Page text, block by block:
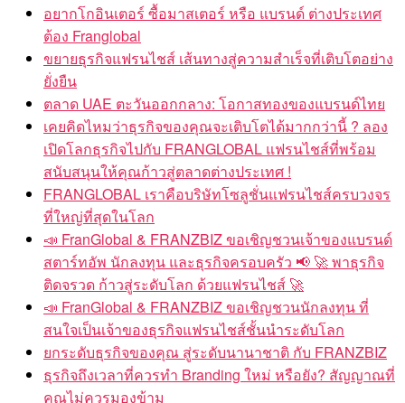
อยากโกอินเตอร์ ซื้อมาสเตอร์ หรือ แบรนด์ ต่างประเทศ
ต้อง Franglobal
ขยายธุรกิจแฟรนไชส์ เส้นทางสู่ความสำเร็จที่เติบโตอย่าง
ยั่งยืน
ตลาด UAE ตะวันออกกลาง: โอกาสทองของแบรนด์ไทย
เคยคิดไหมว่าธุรกิจของคุณจะเติบโตได้มากกว่านี้ ? ลอง
เปิดโลกธุรกิจไปกับ FRANGLOBAL แฟรนไชส์ที่พร้อม
สนับสนุนให้คุณก้าวสู่ตลาดต่างประเทศ !
FRANGLOBAL เราคือบริษัทโซลูชั่นแฟรนไชส์ครบวงจร
ที่ใหญ่ที่สุดในโลก
📣 FranGlobal & FRANZBIZ ขอเชิญชวนเจ้าของแบรนด์
สตาร์ทอัพ นักลงทุน และธุรกิจครอบครัว 📢 🚀 พาธุรกิจ
ติดจรวด ก้าวสู่ระดับโลก ด้วยแฟรนไชส์ 🚀
📣 FranGlobal & FRANZBIZ ขอเชิญชวนนักลงทุน ที่
สนใจเป็นเจ้าของธุรกิจแฟรนไชส์ชั้นนำระดับโลก
ยกระดับธุรกิจของคุณ สู่ระดับนานาชาติ กับ FRANZBIZ
ธุรกิจถึงเวลาที่ควรทำ Branding ใหม่ หรือยัง? สัญญาณที่
คุณไม่ควรมองข้าม